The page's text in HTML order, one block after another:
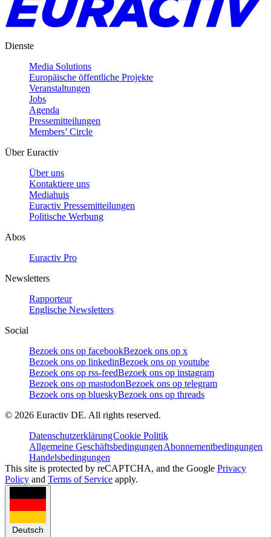
Dienste
Media Solutions
Europäische öffentliche Projekte
Veranstaltungen
Jobs
Agenda
Pressemitteilungen
Members’ Circle
Über Euractiv
Über uns
Kontaktiere uns
Mediahuis
Euractiv Pressemitteilungen
Politische Werbung
Abos
Euractiv Pro
Newsletters
Rapporteur
Englische Newsletters
Social
Bezoek ons op facebookBezoek ons op x
Bezoek ons op linkedinBezoek ons op youtube
Bezoek ons op rss-feedBezoek ons op instagram
Bezoek ons op mastodonBezoek ons op telegram
Bezoek ons op blueskyBezoek ons op threads
© 2026 Euractiv DE. All rights reserved.
DatenschutzerklärungCookie Politik
Allgemeine GeschäftsbedingungenAbonnementbedingungen
Handelsbedingungen
This site is protected by reCAPTCHA, and the Google Privacy
Policy and Terms of Service apply.
Deutsch